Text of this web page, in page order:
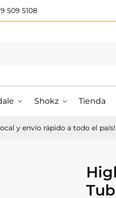
509 5108
Shokz Tienda
y envío rápido a todo el país!